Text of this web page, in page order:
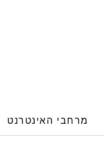
מרחבי האינטרנט